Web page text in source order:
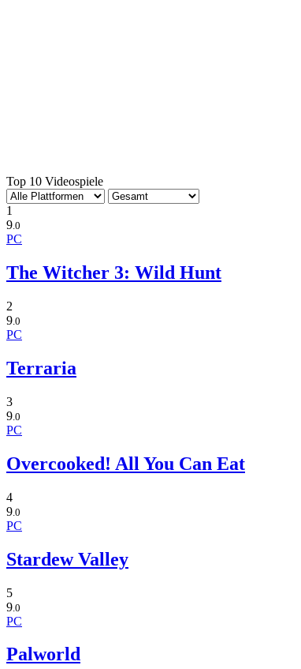
Top 10 Videospiele
1
9.0
PC
The Witcher 3: Wild Hunt
2
9.0
PC
Terraria
3
9 .0
PC
Overcooked! All You Can Eat
4
9 .0
PC
Stardew Valley
5
9 .0
PC
Palworld